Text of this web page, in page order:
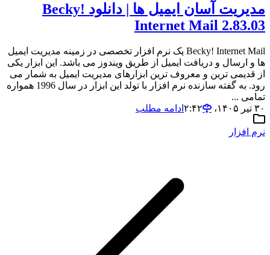
مدیریت آسان ایمیل ها | دانلود Becky!
Internet Mail 2.83.03
Becky! Internet Mail یک نرم افزار تخصصی در زمینه مدیریت ایمیل
ها و ارسال و دریافت ایمیل از طریق ویندوز می باشد. این ابزار یکی
از قدیمی ترین و معروف ترین ابزارهای مدیریت ایمیل به شمار می
رود. به گفته سازنده نرم افزار با تولد این ابزار در سال 1996 همواره
تمامی ...
۳۰ تیر ۱۴۰۵،‏ ۲:۴۲
ادامه مطلب
نرم افزار